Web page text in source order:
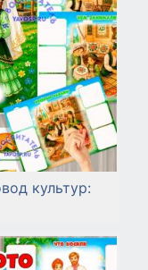
культур: